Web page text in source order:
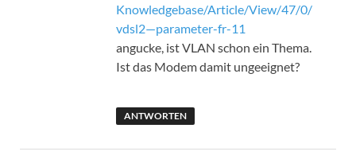
Knowledgebase/Article/View/47/0/
vdsl2—parameter-fr-11
angucke, ist VLAN schon ein Thema.
Ist das Modem damit ungeeignet?
ANTWORTEN